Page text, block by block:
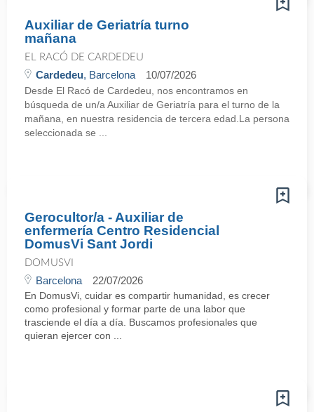
Auxiliar de Geriatría turno
mañana
EL RACÓ DE CARDEDEU
Cardedeu, Barcelona 10/07/2026
Desde El Racó de Cardedeu, nos encontramos en
búsqueda de un/a Auxiliar de Geriatría para el turno de la
mañana, en nuestra residencia de tercera edad.La persona
seleccionada se ...
Gerocultor/a - Auxiliar de
enfermería Centro Residencial
DomusVi Sant Jordi
DOMUSVI
Barcelona 22/07/2026
En DomusVi, cuidar es compartir humanidad, es crecer
como profesional y formar parte de una labor que
trasciende el día a día. Buscamos profesionales que
quieran ejercer con ...